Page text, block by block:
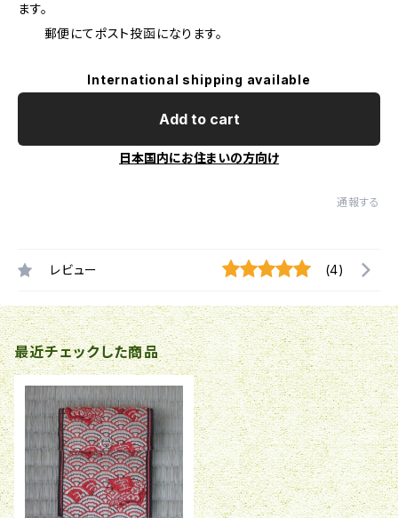
ます。
郵便にてポスト投函になります。
International shipping available
Add to cart
日本国内にお住まいの方向け
通報する
レビュー (4)
最近チェックした商品